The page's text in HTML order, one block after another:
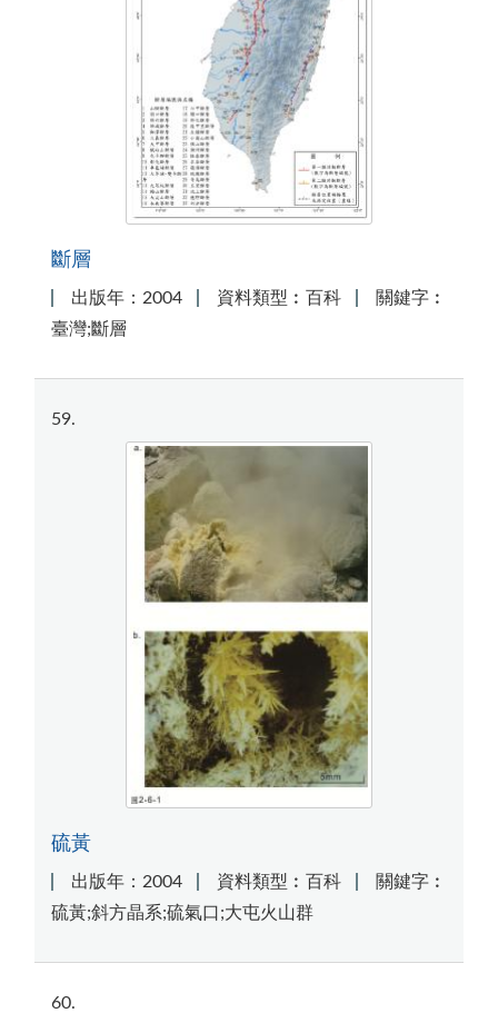
斷層
出版年：2004 資料類型︰百科
關鍵字︰
臺灣;斷層
59
硫黃
出版年：2004 資料類型︰百科
關鍵字︰
硫黃;斜方晶系;硫氣口;大屯火山群
60